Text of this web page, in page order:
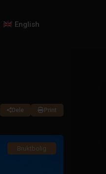
English
Dele Print
Bruktbolig